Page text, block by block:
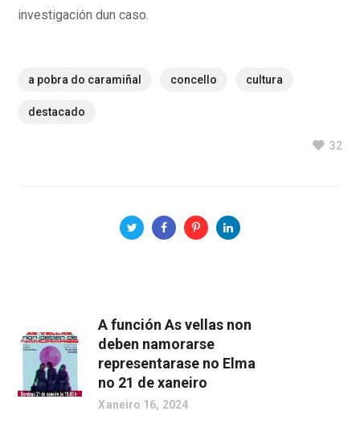
investigación dun caso.
a pobra do caramiñal concello cultura
destacado
32
A función As vellas non
deben namorarse
representarase no Elma
no 21 de xaneiro
Xaneiro 16, 2024